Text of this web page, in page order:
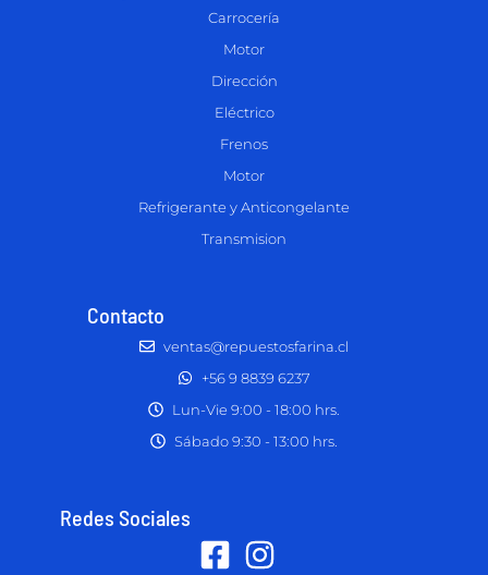
Carrocería
Motor
Dirección
Eléctrico
Frenos
Motor
Refrigerante y Anticongelante
Transmision
Contacto
ventas@repuestosfarina.cl
+56 9 8839 6237
Lun-Vie 9:00 - 18:00 hrs.
Sábado 9:30 - 13:00 hrs.
Redes Sociales